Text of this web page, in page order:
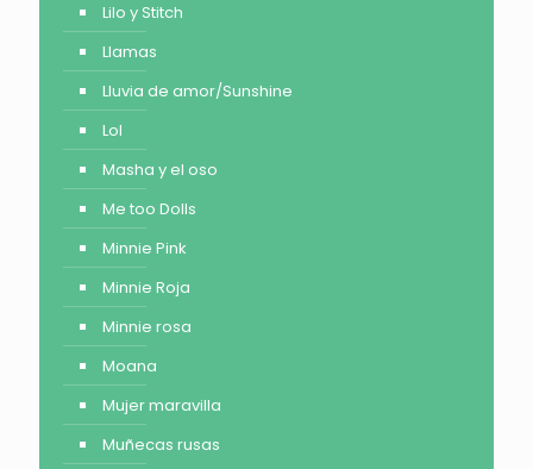
Lilo y Stitch
Llamas
Lluvia de amor/Sunshine
Lol
Masha y el oso
Me too Dolls
Minnie Pink
Minnie Roja
Minnie rosa
Moana
Mujer maravilla
Muñecas rusas